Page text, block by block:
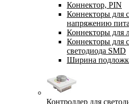
Коннектор, PIN
Коннекторы для
напряжению
Коннекторы для
Коннекторы для
светодиода SMD
Ширина
Контроллер для